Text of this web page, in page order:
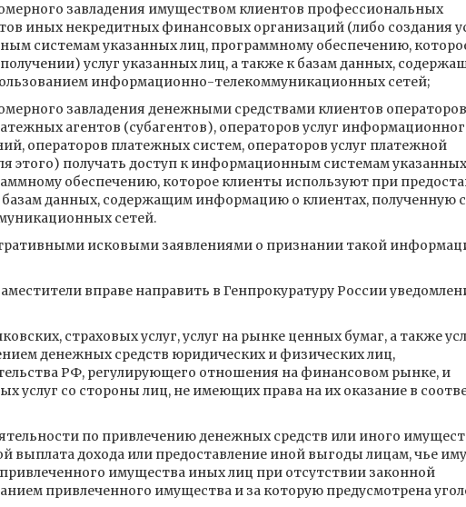
завладения имуществом клиентов профессиональных
иных некредитных финансовых организаций (либо создания
системам указанных лиц, программному обеспечению,
услуг указанных лиц, а также к базам данных,
информационно-телекоммуникационных сетей;
завладения денежными средствами клиентов
агентов (субагентов), операторов услуг
операторов платежных систем, операторов услуг платежной
этого) получать доступ к информационным системам
обеспечению, которое клиенты используют при
базам данных, содержащим информацию о клиентах, полученную с
сетей.
исковыми заявлениями о признании такой
вправе направить в Генпрокуратуру России
страховых услуг, услуг на рынке ценных бумаг, а также
денежных средств юридических и физических лиц,
РФ, регулирующего отношения на финансовом рынке, и
услуг со стороны лиц, не имеющих права на их оказание в
по привлечению денежных средств или иного
выплата дохода или предоставление иной выгоды лицам, чье
имущества иных лиц при отсутствии законной
привлеченного имущества и за которую предусмотрена